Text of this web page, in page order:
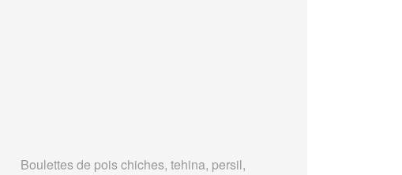
Boulettes de pois chiches, tehina, persil,